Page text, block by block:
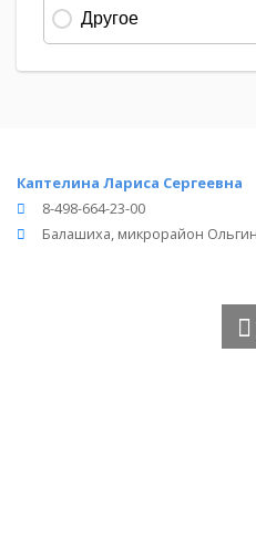
Каптелина Лариса Сергеевна
8-498-664-23-00
Балашиха, микрорайон